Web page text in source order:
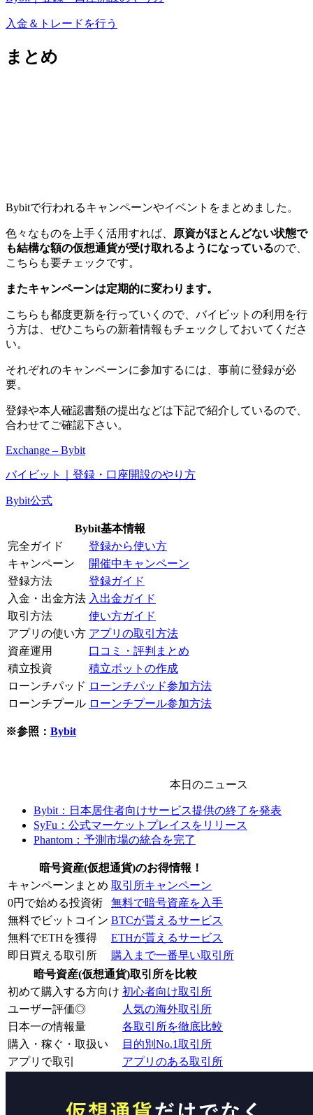
入金＆トレードを行う
まとめ
Bybitで行われるキャンペーンやイベントをまとめました。
色々なものを上手く活用すれば、
原資がほとんどない状態で
も結構な額の仮想通貨が受け取れるようになっているので、
こちらも要チェックです。
またキャンペーンは定期的に変わります。
こちらも都度更新を行っていくので、バイビットの利用を行
う方は、ぜひこちらの新着情報もチェックしておいてくださ
い。
それぞれのキャンペーンに参加するには、事前に登録が必
要。
登録や本人確認書類の提出などは下記で紹介しているので、
合わせてご確認下さい。
Exchange – Bybit
バイビット｜登録・口座開設のやり方
Bybit公式
Bybit基本情報
完全ガイド
登録から使い方
キャンペーン
開催中キャンペーン
登録方法
登録ガイド
入金・出金方法 入出金ガイド
取引方法
使い方ガイド
アプリの使い方 アプリの取引方法
資産運用
口コミ・評判まとめ
積立投資
積立ボットの作成
ローンチパッド ローンチパッド参加方法
ローンチプール ローンチプール参加方法
※参照： Bybit
本日のニュース
Bybit：日本居住者向けサービス提供の終了を発表
SyFu：公式マーケットプレイスをリリース
Phantom：予測市場の統合を完了
暗号資産(仮想通貨)のお得情報！
キャンペーンまとめ 取引所キャンペーン
0円で始める投資術
無料で暗号資産を入手
無料でビットコイン BTCが貰えるサービス
無料でETHを獲得
ETHが貰えるサービス
即日買える取引所
購入まで一番早い取引所
暗号資産(仮想通貨)取引所を比較
初めて購入する方向け 初心者向け取引所
ユーザー評価◎
人気の海外取引所
日本一の情報量
各取引所を徹底比較
購入・稼ぐ・取扱い
目的別No.1取引所
アプリで取引
アプリのある取引所